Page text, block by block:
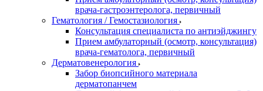
врача-гастроэнтеролога, первичный
Гематология / Гемостазиология
Консультация специалиста по антиэйджингу
Прием амбулаторный (осмотр, консультация)
врача-гематолога, первичный
Дерматовенерология
Забор биопсийного материала
дерматопанчем